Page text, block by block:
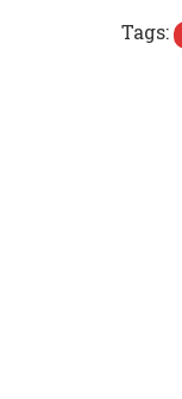
Tags: